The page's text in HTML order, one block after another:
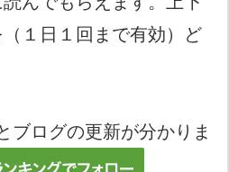
１日１回まで有効）ど
ブログの更新が分かりま